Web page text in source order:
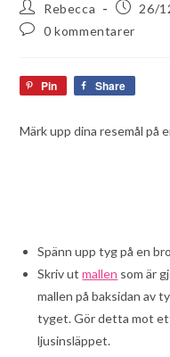
Rebecca 26/
0 kommentarer
Pin Share
Märk upp dina resemål på
Spänn upp tyg på en
Skriv utmallen som är
mallen på baksidan av
tyget. Gör detta mot
ljusinsläppet.